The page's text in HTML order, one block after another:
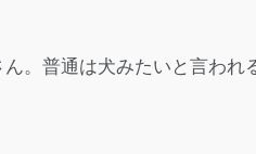
。普通は犬みたいと言わ